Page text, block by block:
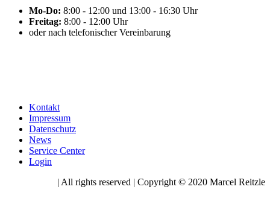
Mo-Do: 8:00 - 12:00 und 13:00 - 16:30 Uhr
Freitag: 8:00 - 12:00 Uhr
oder nach telefonischer Vereinbarung
Kontakt
Impressum
Datenschutz
News
Service Center
Login
| All rights reserved | Copyright © 2020 Marcel Reitzle